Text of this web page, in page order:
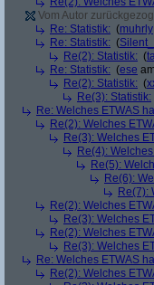
Vom Autor
Re: Statistik: (muhrly
Re: Statistik: (
Re(2): Statistik: (
Re: Statistik: (ese
Re(2): Statistik: (
Re(3): Statistik:
Re: Welches ETWAS
Re(2): Welches
Re(3): Welches
Re(4):
Re(5):
Re(6):
Re(7):
Re(2): Welches
Re(3): Welches
Re(2): Welches
Re(3): Welches
Re: Welches ETWAS
Re(2): Welches